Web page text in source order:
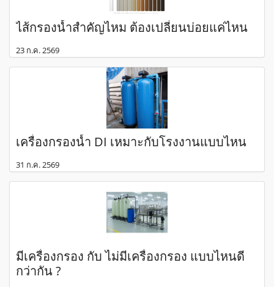
ไส้กรองน้ำสำคัญไหม ต้องเปลี่ยนบ่อยแค่ไหน
23 ก.ค. 2569
เครื่องกรองน้ำ DI เหมาะกับโรงงานแบบไหน
31 ก.ค. 2569
มีเครื่องกรอง กับ ไม่มีเครื่องกรอง แบบไหนดี
กว่ากัน ?